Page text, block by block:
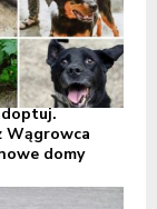
Wągrowca
domy